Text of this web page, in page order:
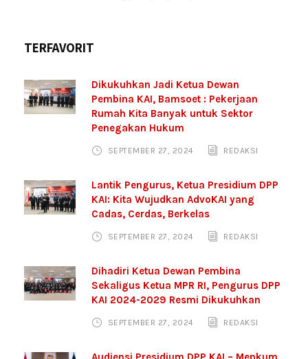
TERFAVORIT
Dikukuhkan Jadi Ketua Dewan
Pembina KAI, Bamsoet : Pekerjaan
Rumah Kita Banyak untuk Sektor
Penegakan Hukum
SEPTEMBER 27, 2024 REDAKSI
Lantik Pengurus, Ketua Presidium DPP
KAI: Kita Wujudkan AdvoKAI yang
Cadas, Cerdas, Berkelas
SEPTEMBER 27, 2024 REDAKSI
Dihadiri Ketua Dewan Pembina
Sekaligus Ketua MPR RI, Pengurus DPP
KAI 2024-2029 Resmi Dikukuhkan
SEPTEMBER 27, 2024 REDAKSI